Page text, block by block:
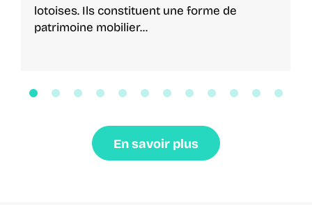
lotoises. Ils constituent une forme de
patrimoine mobilier...
En savoir plus